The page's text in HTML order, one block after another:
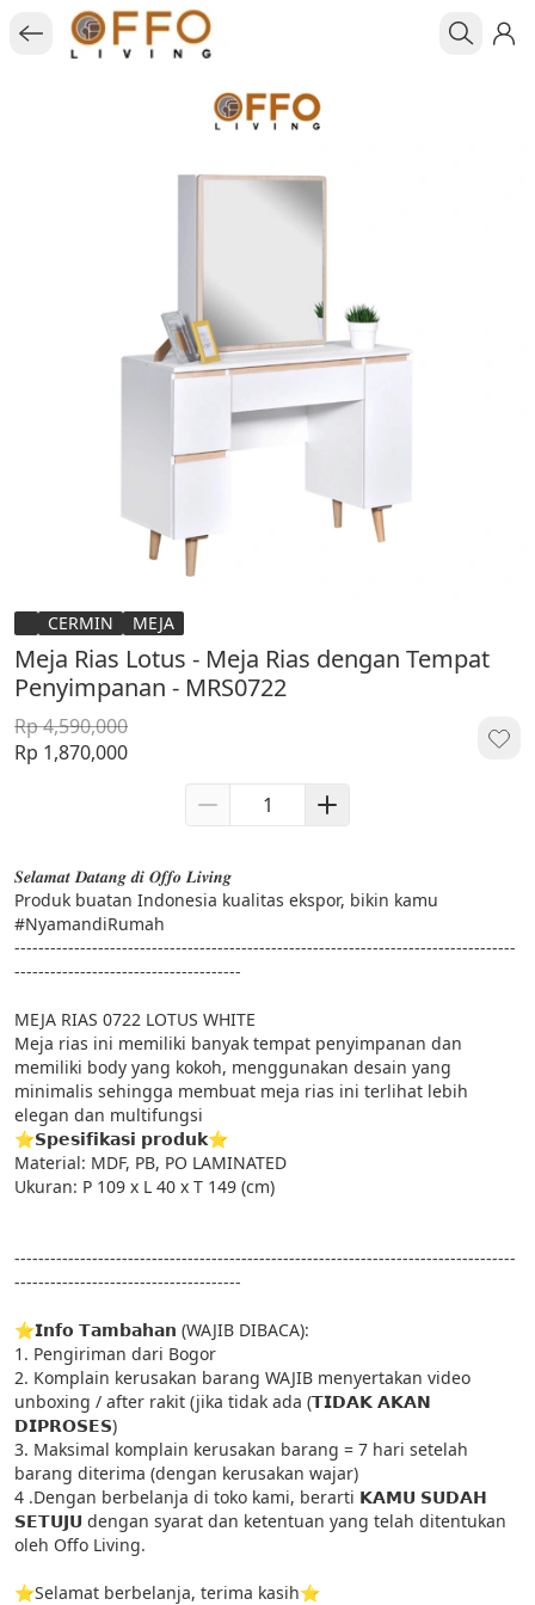
CERMIN MEJA
Meja Rias Lotus - Meja Rias dengan Tempat
Penyimpanan - MRS0722
Rp 4,590,000
Rp 1,870,000
𝑺𝒆𝒍𝒂𝒎𝒂𝒕 𝑫𝒂𝒕𝒂𝒏𝒈 𝒅𝒊 𝑶𝒇𝒇𝒐 𝑳𝒊𝒗𝒊𝒏𝒈
Produk buatan Indonesia kualitas ekspor, bikin kamu
#NyamandiRumah
------------------------------------------------------------------------------------
--------------------------------------
MEJA RIAS 0722 LOTUS WHITE
Meja rias ini memiliki banyak tempat penyimpanan dan
memiliki body yang kokoh, menggunakan desain yang
minimalis sehingga membuat meja rias ini terlihat lebih
elegan dan multifungsi
⭐𝗦𝗽𝗲𝘀𝗶𝗳𝗶𝗸𝗮𝘀𝗶 𝗽𝗿𝗼𝗱𝘂𝗸⭐
Material: MDF, PB, PO LAMINATED
Ukuran: P 109 x L 40 x T 149 (cm)
------------------------------------------------------------------------------------
--------------------------------------
⭐𝗜𝗻𝗳𝗼 𝗧𝗮𝗺𝗯𝗮𝗵𝗮𝗻 (WAJIB DIBACA):
1. Pengiriman dari Bogor
2. Komplain kerusakan barang WAJIB menyertakan video
unboxing / after rakit (jika tidak ada (𝗧𝗜𝗗𝗔𝗞 𝗔𝗞𝗔𝗡
𝗗𝗜𝗣𝗥𝗢𝗦𝗘𝗦)
3. Maksimal komplain kerusakan barang = 7 hari setelah
barang diterima (dengan kerusakan wajar)
4 .Dengan berbelanja di toko kami, berarti 𝗞𝗔𝗠𝗨 𝗦𝗨𝗗𝗔𝗛
𝗦𝗘𝗧𝗨𝗝𝗨 dengan syarat dan ketentuan yang telah ditentukan
oleh Offo Living.
⭐Selamat berbelanja, terima kasih⭐